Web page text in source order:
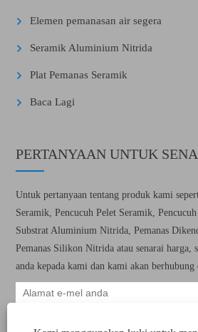
Elemen pemanasan air segera
Seramik Aluminium Nitrida
Plat Pemanas Seramik
Baca Lagi
PERTANYAAN UNTUK
Untuk pertanyaan tentang produk kami
Seramik, Pencucuh Pelet Seramik,
Substrat Aluminium Nitrida, Pemanas
Pemanas Silikon Nitrida atau senarai harga,
anda kepada kami dan kami akan berhubung